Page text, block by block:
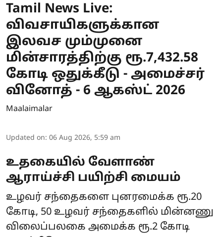
Tamil News Live:
விவசாயிகளுக்கான
இலவச மும்முனை
மின்சாரத்திற்கு ரூ.7,432.58
கோடி ஒதுக்கீடு - அமைச்சர்
வினோத் - 6 ஆகஸ்ட் 2026
Maalaimalar
Updated on: 06 Aug 2026, 5:59 am
உதகையில் வேளாண்
ஆராய்ச்சி பயிற்சி மையம்
உழவர் சந்தைகளை புனரமைக்க ரூ.20
கோடி, 50 உழவர் சந்தைகளில் மின்னணு
விலைப்பலகை அமைக்க ரூ.2 கோடி